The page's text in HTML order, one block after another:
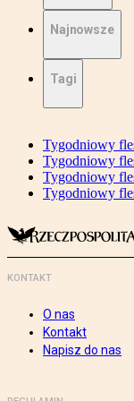
Najnowsze
Tagi
Tygodniowy
Tygodniowy
Tygodniowy
Tygodniowy
KONTAKT
O nas
Kontakt
Napisz do nas